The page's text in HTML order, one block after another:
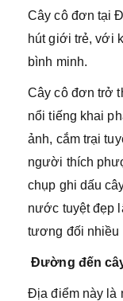
Cây cô đơn tại
hút giới trẻ, với
bình minh.
Cây cô đơn trở
nổi tiếng khai
ảnh, cắm trại
người thích
chụp ghi dấu
nước tuyệt đẹp
tương đối nhiều
Đường đến
Địa điểm này là